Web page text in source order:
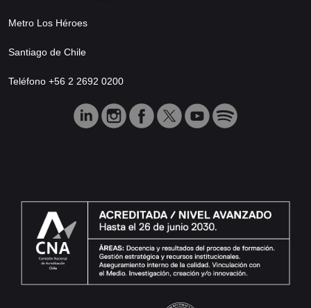
Metro Los Héroes
Santiago de Chile
Teléfono +56 2 2692 0200